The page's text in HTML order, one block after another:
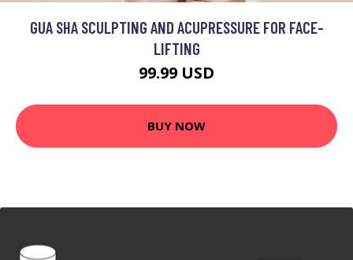
GUA SHA SCULPTING AND ACUPRESSURE FOR FACE-
LIFTING
99.99 USD
BUY NOW